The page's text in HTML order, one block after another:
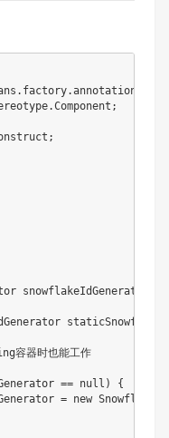
snowflakeIdGenerator;
容器时也能工作
== null) {
= new